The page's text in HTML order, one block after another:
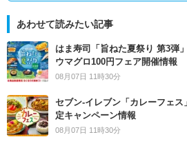
あわせて読みたい記事
はま寿司「旨ねた夏祭り 第3弾
ウマグロ100円フェア開催情報
08月07日 11時30分
セブン‐イレブン「カレーフェ
定キャンペーン情報
08月07日 11時30分